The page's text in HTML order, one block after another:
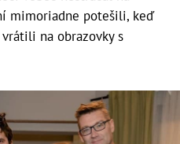
mimoriadne potešili, keď
na obrazovky s